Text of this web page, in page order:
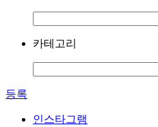
카테고리
등록
인스타그램